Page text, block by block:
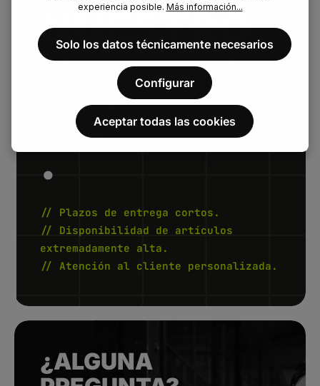
NUESTRO.
COMPROM
ISO
.
// Plazos de entrega cortos.
// Disponibilidad de artículos
extremadamente alta.
// Atención al cliente personalizada.
¿ALGUNA
experiencia posible. Más información...
Solo los datos técnicamente necesarios
Configurar
Aceptar todas las cookies